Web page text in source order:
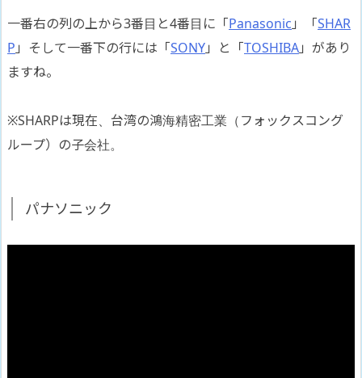
一番右の列の上から3番目と4番目に「Panasonic 」「SHAR
P 」そして一番下の行には「SONY」と「TOSHIBA」があり
ますね。
※SHARPは現在、台湾の鴻海精密工業（フォックスコング
ループ）の子会社。
パナソニック